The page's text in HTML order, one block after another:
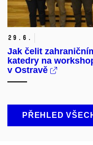
29. 6.
Jak čelit
katedry na
v Ostravě
PŘEHLED